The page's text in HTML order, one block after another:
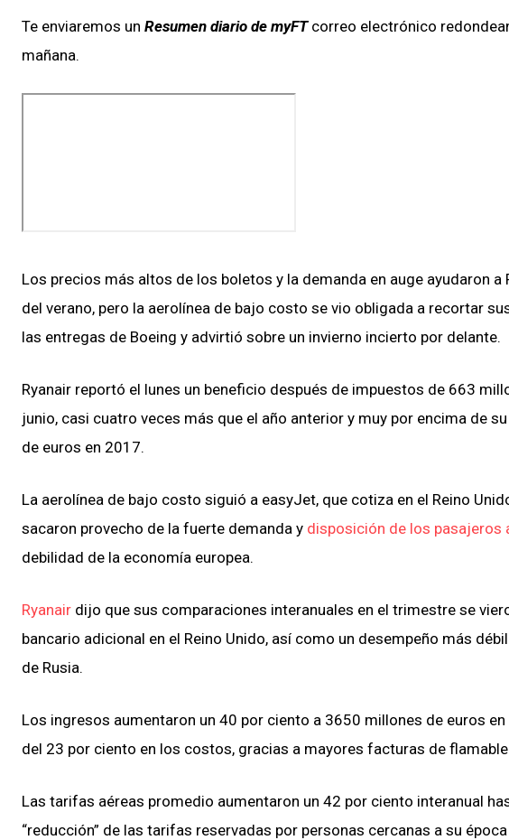
Te enviaremos un Resumen diario de myFTcorreo electrónico
mañana.
Los precios más altos de los boletos y la demanda en auge ayudaron
del verano, pero la aerolínea de bajo costo se vio obligada a recortar
las entregas de Boeing y advirtió sobre un invierno incierto por delante.
Ryanair reportó el lunes un beneficio después de impuestos de 663
junio, casi cuatro veces más que el año anterior y muy por encima de
de euros en 2017.
La aerolínea de bajo costo siguió a easyJet, que cotiza en el Reino
sacaron provecho de la fuerte demanda y disposición de los pasajeros
debilidad de la economía europea.
Ryanair dijo que sus comparaciones interanuales en el trimestre se
bancario adicional en el Reino Unido, así como un desempeño más
de Rusia.
Los ingresos aumentaron un 40 por ciento a 3650 millones de euros
del 23 por ciento en los costos, gracias a mayores facturas de flamable
Las tarifas aéreas promedio aumentaron un 42 por ciento interanual
“reducción” de las tarifas reservadas por personas cercanas a su